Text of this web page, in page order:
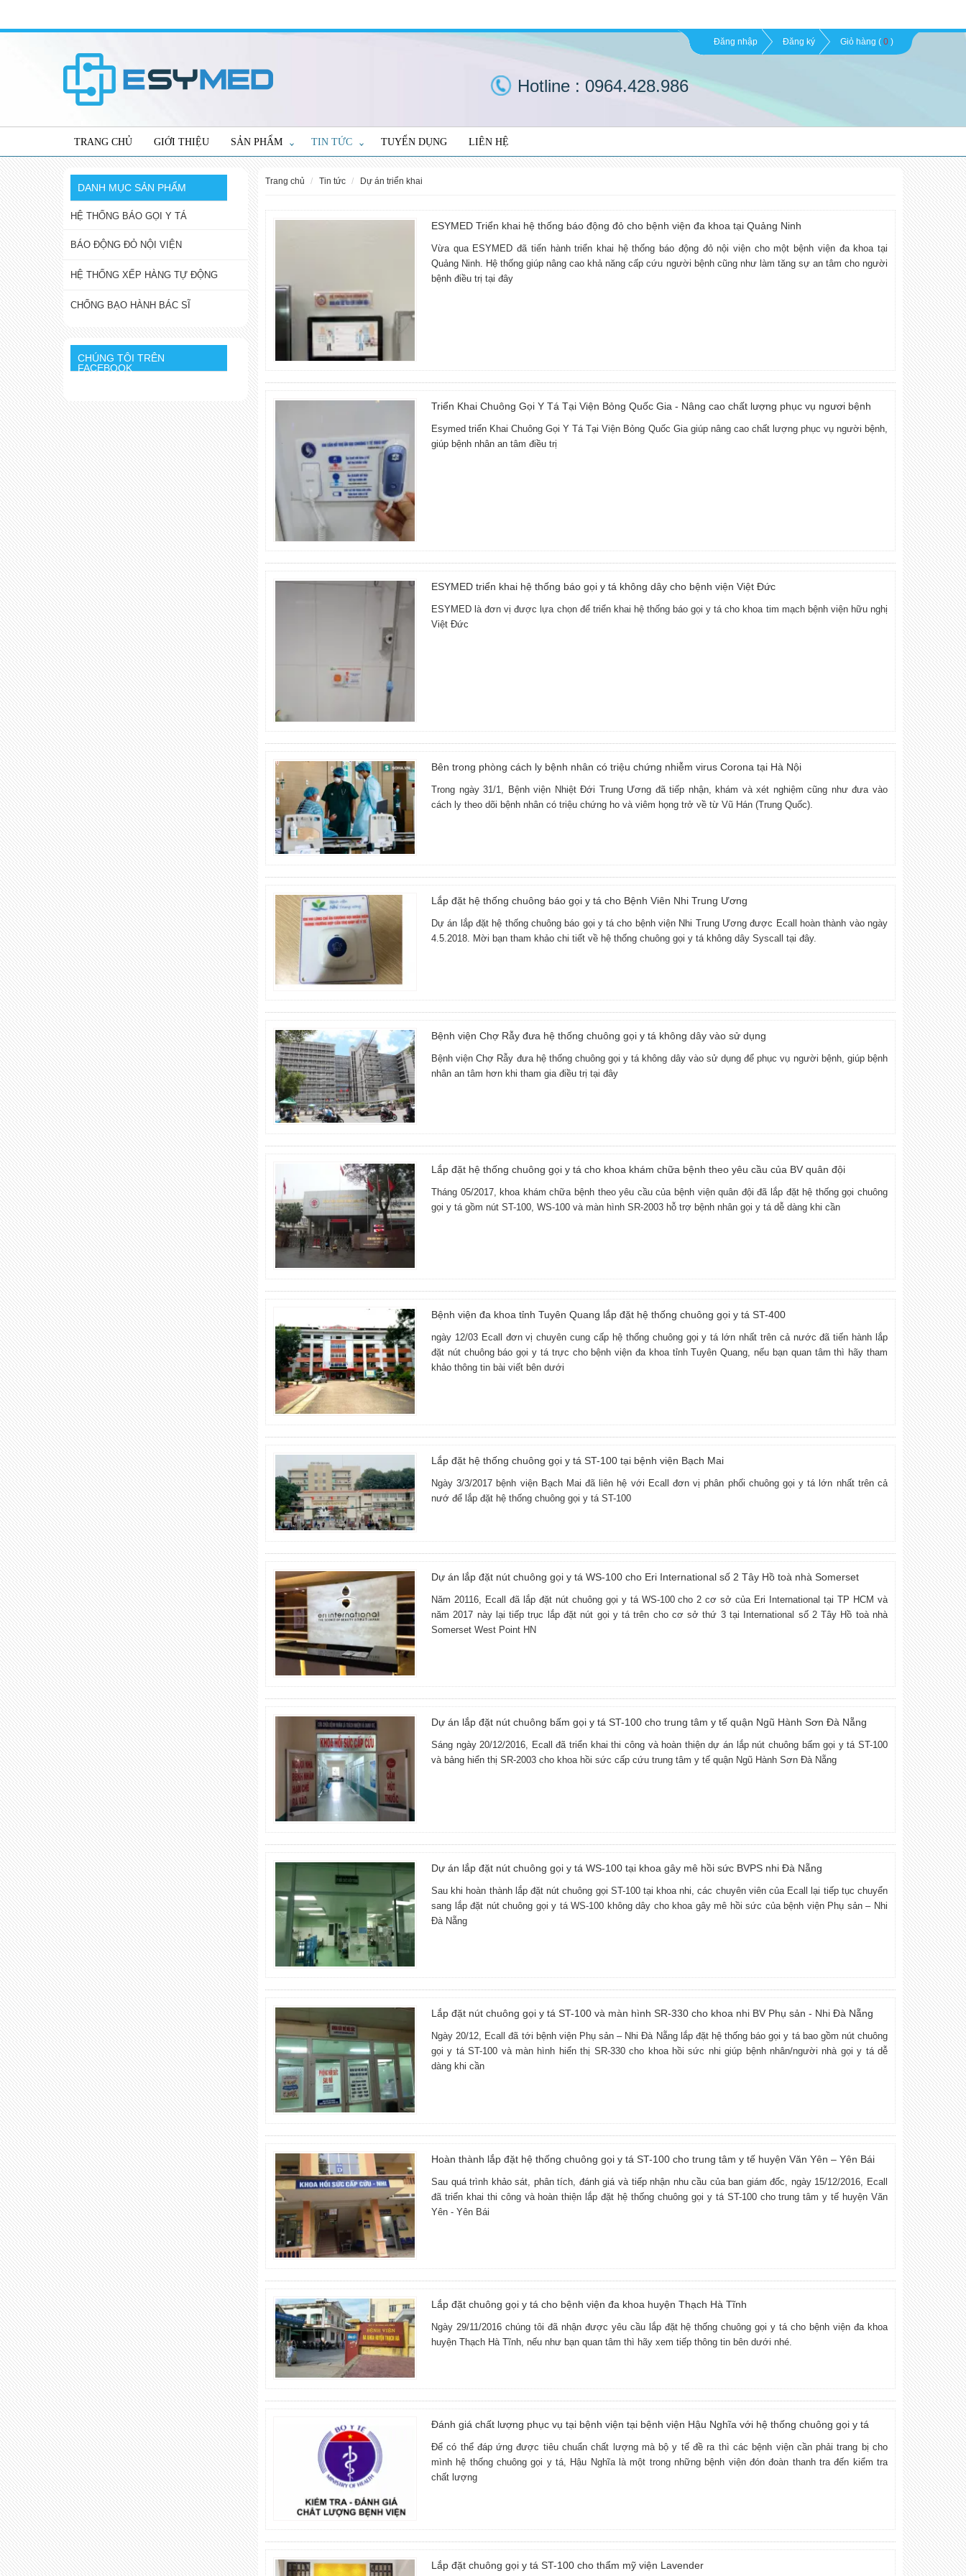
Đăng nhập Đăng ký Giỏ hàng ( 0 )
Hotline : 0964.428.986
TRANG CHỦ GIỚI THIỆU SẢN PHẨM TIN TỨC TUYỂN DỤNG LIÊN HỆ
DANH MỤC SẢN PHẨM
HỆ THỐNG BÁO GỌI Y TÁ
BÁO ĐỘNG ĐỎ NỘI VIỆN
HỆ THỐNG XẾP HÀNG TỰ ĐỘNG
CHỐNG BẠO HÀNH BÁC SĨ
CHÚNG TÔI TRÊN
FACEBOOK
trang chủ tin tức dự án triển khai
ESYMED Triển khai hệ thống báo động đỏ cho bệnh viện đa khoa tại Quảng Ninh
Vừa qua ESYMED đã tiến hành triển khai hệ thống báo động đỏ nội viện cho một bệnh viện đa khoa tại
Quảng Ninh. Hệ thống giúp nâng cao khả năng cấp cứu người bệnh cũng như làm tăng sự an tâm cho người
bệnh điều trị tại đây
Triển Khai Chuông Gọi Y Tá Tại Viện Bỏng Quốc Gia - Nâng cao chất lượng phục vụ ngươi bệnh
Esymed triển Khai Chuông Gọi Y Tá Tại Viện Bỏng Quốc Gia giúp nâng cao chất lượng phục vụ người bệnh,
giúp bệnh nhân an tâm điều trị
ESYMED triển khai hệ thống báo gọi y tá không dây cho bệnh viện Việt Đức
ESYMED là đơn vị được lựa chọn để triển khai hệ thống báo gọi y tá cho khoa tim mạch bệnh viện hữu nghị
Việt Đức
Bên trong phòng cách ly bệnh nhân có triệu chứng nhiễm virus Corona tại Hà Nội
Trong ngày 31/1, Bệnh viện Nhiệt Đới Trung Ương đã tiếp nhận, khám và xét nghiệm cũng như đưa vào
cách ly theo dõi bệnh nhân có triệu chứng ho và viêm họng trở về từ Vũ Hán (Trung Quốc).
Lắp đặt hệ thống chuông báo gọi y tá cho Bệnh Viên Nhi Trung Ương
Dự án lắp đặt hệ thống chuông báo gọi y tá cho bệnh viện Nhi Trung Ương được Ecall hoàn thành vào ngày
4.5.2018. Mời bạn tham khảo chi tiết về hệ thống chuông gọi y tá không dây Syscall tại đây.
Bệnh viện Chợ Rẫy đưa hệ thống chuông gọi y tá không dây vào sử dụng
Bệnh viện Chợ Rẫy đưa hệ thống chuông gọi y tá không dây vào sử dụng để phục vụ người bệnh, giúp bệnh
nhân an tâm hơn khi tham gia điều trị tại đây
Lắp đặt hệ thống chuông gọi y tá cho khoa khám chữa bệnh theo yêu cầu của BV quân đội
Tháng 05/2017, khoa khám chữa bệnh theo yêu cầu của bệnh viện quân đội đã lắp đặt hệ thống gọi chuông
gọi y tá gồm nút ST-100, WS-100 và màn hình SR-2003 hỗ trợ bệnh nhân gọi y tá dễ dàng khi cần
Bệnh viện đa khoa tỉnh Tuyên Quang lắp đặt hệ thống chuông gọi y tá ST-400
ngày 12/03 Ecall đơn vị chuyên cung cấp hệ thống chuông gọi y tá lớn nhất trên cả nước đã tiến hành lắp
đặt nút chuông báo gọi y tá trực cho bệnh viện đa khoa tỉnh Tuyên Quang, nếu bạn quan tâm thì hãy tham
khảo thông tin bài viết bên dưới
Lắp đặt hệ thống chuông gọi y tá ST-100 tại bệnh viện Bạch Mai
Ngày 3/3/2017 bệnh viện Bạch Mai đã liên hệ với Ecall đơn vị phân phối chuông gọi y tá lớn nhất trên cả
nướ để lắp đặt hệ thống chuông gọi y tá ST-100
Dự án lắp đặt nút chuông gọi y tá WS-100 cho Eri International số 2 Tây Hồ toà nhà Somerset
Năm 20116, Ecall đã lắp đặt nút chuông gọi y tá WS-100 cho 2 cơ sở của Eri International tại TP HCM và
năm 2017 này lại tiếp trục lắp đặt nút gọi y tá trên cho cơ sở thứ 3 tại International số 2 Tây Hồ toà nhà
Somerset West Point HN
Dự án lắp đặt nút chuông bấm gọi y tá ST-100 cho trung tâm y tế quận Ngũ Hành Sơn Đà Nẵng
Sáng ngày 20/12/2016, Ecall đã triển khai thi công và hoàn thiện dự án lắp nút chuông bấm gọi y tá ST-100
và bảng hiển thị SR-2003 cho khoa hồi sức cấp cứu trung tâm y tế quận Ngũ Hành Sơn Đà Nẵng
Dự án lắp đặt nút chuông gọi y tá WS-100 tại khoa gây mê hồi sức BVPS nhi Đà Nẵng
Sau khi hoàn thành lắp đặt nút chuông gọi ST-100 tại khoa nhi, các chuyên viên của Ecall lại tiếp tục chuyển
sang lắp đặt nút chuông gọi y tá WS-100 không dây cho khoa gây mê hồi sức của bệnh viện Phụ sản – Nhi
Đà Nẵng
Lắp đặt nút chuông gọi y tá ST-100 và màn hình SR-330 cho khoa nhi BV Phụ sản - Nhi Đà Nẵng
Ngày 20/12, Ecall đã tới bệnh viện Phụ sản – Nhi Đà Nẵng lắp đặt hệ thống báo gọi y tá bao gồm nút chuông
gọi y tá ST-100 và màn hình hiển thị SR-330 cho khoa hồi sức nhi giúp bệnh nhân/người nhà gọi y tá dễ
dàng khi cần
Hoàn thành lắp đặt hệ thống chuông gọi y tá ST-100 cho trung tâm y tế huyện Văn Yên – Yên Bái
Sau quá trình khảo sát, phân tích, đánh giá và tiếp nhận nhu cầu của ban giám đốc, ngày 15/12/2016, Ecall
đã triển khai thi công và hoàn thiện lắp đặt hệ thống chuông gọi y tá ST-100 cho trung tâm y tế huyện Văn
Yên - Yên Bái
Lắp đặt chuông gọi y tá cho bệnh viện đa khoa huyện Thạch Hà Tĩnh
Ngày 29/11/2016 chúng tôi đã nhận được yêu cầu lắp đặt hệ thống chuông gọi y tá cho bệnh viện đa khoa
huyện Thạch Hà Tĩnh, nếu như bạn quan tâm thì hãy xem tiếp thông tin bên dưới nhé.
Đánh giá chất lượng phục vụ tại bệnh viện tại bệnh viện Hậu Nghĩa với hệ thống chuông gọi y tá
Để có thể đáp ứng được tiêu chuẩn chất lượng mà bộ y tế đề ra thì các bệnh viện cần phải trang bị cho
mình hệ thống chuông gọi y tá, Hậu Nghĩa là một trong những bệnh viện đón đoàn thanh tra đến kiểm tra
chất lượng
Lắp đặt chuông gọi y tá ST-100 cho thẩm mỹ viện Lavender